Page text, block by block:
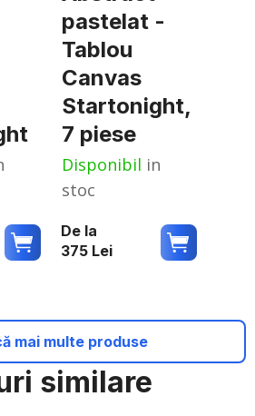
similare
pastelat -
Tablou
Canvas
Startonight,
7 piese
Disponibil in
stoc
De la
375 Lei
mai multe produse